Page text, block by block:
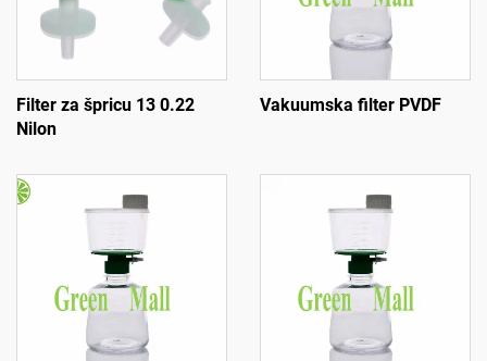
Filter za špricu 13 0.22
Nilon
Vakuumska filter PVDF